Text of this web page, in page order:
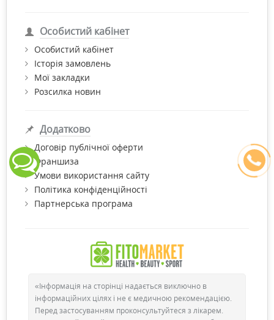
Особистий кабінет
Особистий кабінет
Історія замовлень
Мої закладки
Розсилка новин
Додатково
Договір публічної оферти
Франшиза
Умови використання сайту
Політика конфіденційності
Партнерська програма
«Інформація на сторінці надається виключно в
інформаційних цілях і не є медичною рекомендацією.
Перед застосуванням проконсультуйтеся з лікарем.